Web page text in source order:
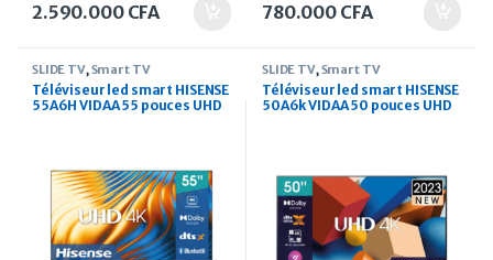
2.590.000 CFA 780.000 CFA
SLIDE TV,Smart TV
Téléviseur led smart HISENSE
55A6H VIDAA 55 pouces UHD
SLIDE TV,Smart TV
Téléviseur led smart HISENSE
50A6k VIDAA 50 pouces UHD